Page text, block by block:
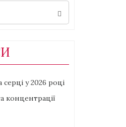
у 2026 році
концентрації